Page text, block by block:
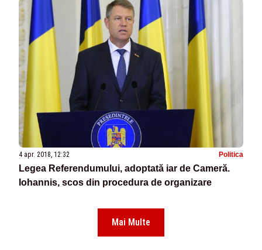
4 apr. 2018, 12:32 Politica
Legea Referendumului, adoptată iar de Cameră.
Iohannis, scos din procedura de organizare
Mai Multe